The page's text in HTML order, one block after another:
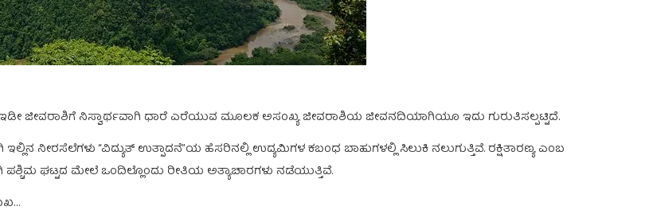
ಇಡೀ ಜೀವರಾಶಿಗೆ ನಿಸ್ವಾರ್ಥವಾಗಿ ಧಾರೆ ಎರೆಯುವ ಮೂಲಕ ಅಸಂಖ್ಯ ಜೀವರಾಶಿಯ ಜೀವನದಿಯಾಗಿಯೂ ಇದು ಗುರುತಿಸಲ್ಪಟ್ಟಿದೆ.
ಇಲ್ಲಿನ ನೀರಸೆಲೆಗಳು “ವಿದ್ಯುತ್ ಉತ್ಪಾದನೆ”ಯ ಹೆಸರಿನಲ್ಲಿ ಉದ್ಯಮಿಗಳ ಕಬಂಧ ಬಾಹುಗಳಲ್ಲಿ ಸಿಲುಕಿ ನಲುಗುತ್ತಿವೆ. ರಕ್ಷಿತಾರಣ್ಯ ಎಂಬ
ಪಶ್ಚಿಮ ಘಟ್ಟದ ಮೇಲೆ ಒಂದಿಲ್ಲೊಂದು ರೀತಿಯ ಅತ್ಯಾಚಾರಗಳು ನಡೆಯುತ್ತಿವೆ.